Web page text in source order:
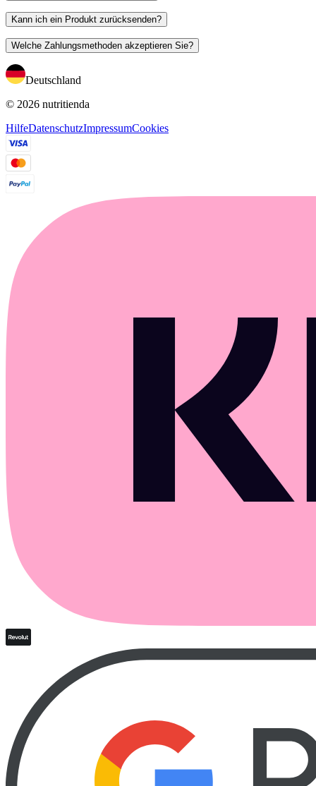
Kann ich ein Produkt zurücksenden?
Welche Zahlungsmethoden akzeptieren Sie?
Deutschland
© 2026 nutritienda
HilfeDatenschutzImpressumCookies